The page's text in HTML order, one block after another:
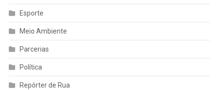
Esporte
Meio Ambiente
Parcerias
Política
Repórter de Rua